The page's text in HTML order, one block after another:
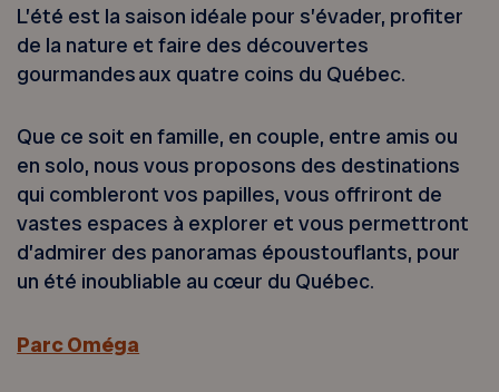
L’été est la saison idéale pour s’évader, profiter
de la nature et faire des découvertes
gourmandes aux quatre coins du Québec.
Que ce soit en famille, en couple, entre amis ou
en solo, nous vous proposons des destinations
qui combleront vos papilles, vous offriront de
vastes espaces à explorer et vous permettront
d’admirer des panoramas époustouflants, pour
un été inoubliable au cœur du Québec.
Parc Oméga